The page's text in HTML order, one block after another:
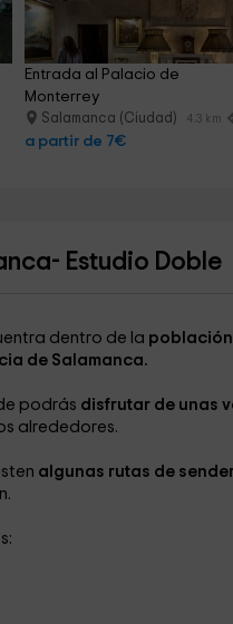
Entrada al Palacio de
Monterrey
Salamanca (Ciudad) 4.3 km
a partir de 7€
Estudio Doble
dentro de la población
de Salamanca.
podrás disfrutar de unas
alrededores.
algunas rutas de